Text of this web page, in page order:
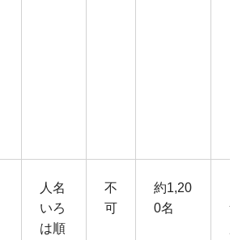
人名
いろ
は順
不
可
約1,20
0名